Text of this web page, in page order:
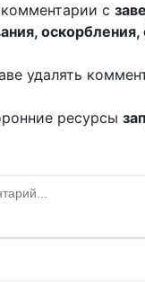
комментарии с
удалять
ресурсы